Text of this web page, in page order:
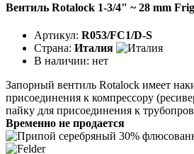
Вентиль Rotalock 1-3/4" ~ 28 mm
Артикул: R053/FC1/D-S
Страна: Италия
В наличии: нет
Запорный вентиль Rotalock имеет
присоединения к компрессору
пайку для присоединения к
Временно не продается